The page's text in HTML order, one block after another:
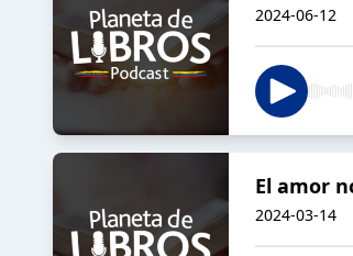
2024-06-12
El amor
2024-03-14